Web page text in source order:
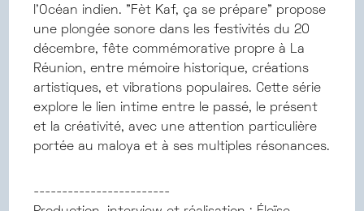
l'Océan indien. "Fèt Kaf, ça se prépare" propose
une plongée sonore dans les festivités du 20
décembre, fête commémorative propre à La
Réunion, entre mémoire historique, créations
artistiques, et vibrations populaires. Cette série
explore le lien intime entre le passé, le présent
et la créativité, avec une attention particulière
portée au maloya et à ses multiples résonances.
------------------------